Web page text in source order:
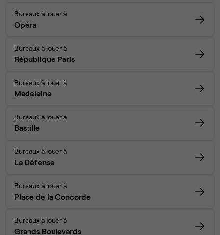
Bureaux à louer à
Opéra
Bureaux à louer à
République Paris
Bureaux à louer à
Madeleine
Bureaux à louer à
Bastille
Bureaux à louer à
La Défense
Bureaux à louer à
Place de la Concorde
Bureaux à louer à
Grands Boulevards